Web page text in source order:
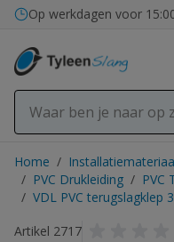
Ga naar de inhoud
Op werkdagen voor
Home /
/ PVC Drukleiding / PVC
/ VDL PVC terugslagklep
Artikel 2717